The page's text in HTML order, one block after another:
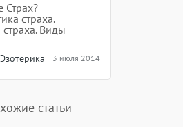
Страх?
страха.
Виды
себя, как
к себе, когда3 июля 2014
статьи